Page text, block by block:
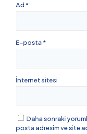
Ad *
E-posta *
İnternet sitesi
Daha sonraki
posta adresim ve site